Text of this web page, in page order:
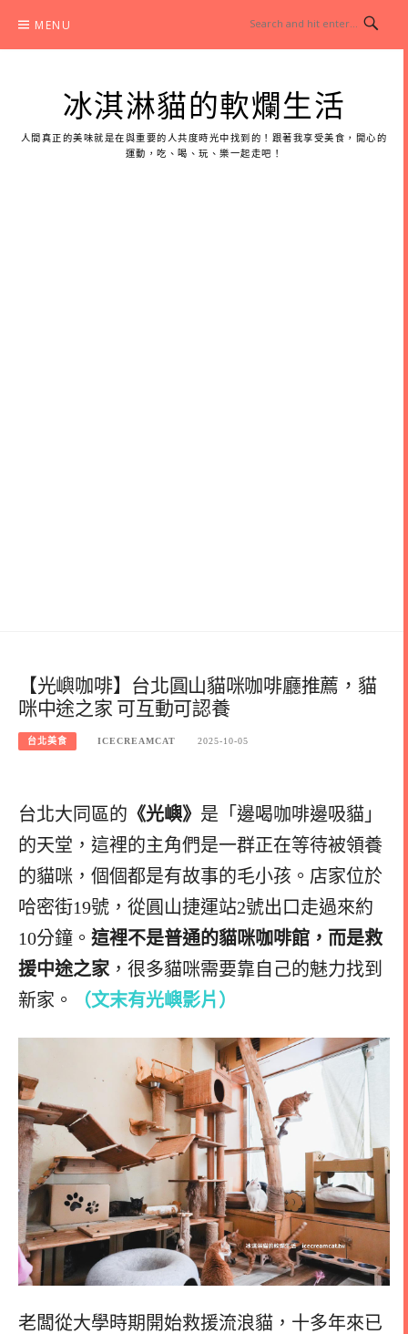
content
MENU
冰淇淋貓的軟爛生活
人間真正的美味就是在與重要的人共度時光中找到的！跟著我享受美食，開心的
運動，吃、喝、玩、樂一起走吧！
【光嶼咖啡】台北圓山貓咪咖啡廳推薦，貓
咪中途之家 可互動可認養
台北美食 ICECREAMCAT 2025-10-05
台北大同區的 《光嶼》 是「邊喝咖啡邊吸貓」
的天堂，這裡的主角們是一群正在等待被領養
的貓咪，個個都是有故事的毛小孩。店家位於
哈密街19號，從圓山捷運站2號出口走過來約
10分鐘。 這裡不是普通的貓咪咖啡館，而是救
援中途之家，很多貓咪需要靠自己的魅力找到
新家。
（文末有光嶼影片）
老闆從大學時期開始救援流浪貓，十多年來已